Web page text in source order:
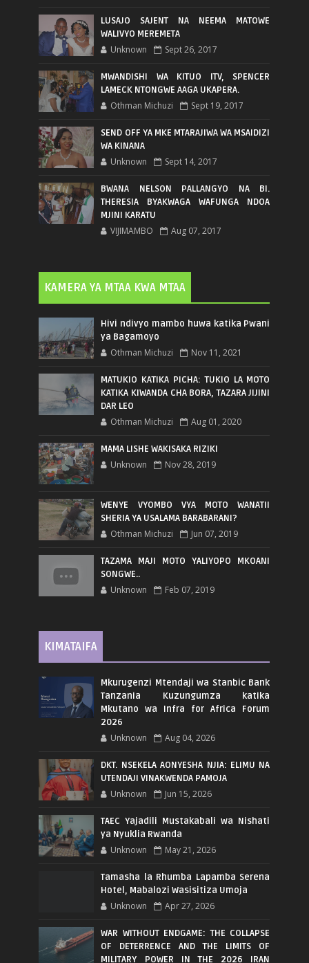
LUSAJO SAJENT NA NEEMA MATOWE
WALIVYO MEREMETA
Unknown Sept 26, 2017
MWANDISHI WA KITUO ITV, SPENCER
LAMECK NTONGWE AAGA UKAPERA.
Othman Michuzi Sept 19, 2017
SEND OFF YA MKE MTARAJIWA WA MSAIDIZI
WA KINANA
Unknown Sept 14, 2017
BWANA NELSON PALLANGYO NA BI.
THERESIA BYAKWAGA WAFUNGA NDOA
MJINI KARATU
VIJIMAMBO Aug 07, 2017
KAMERA YA MTAA KWA MTAA
Hivi ndivyo mambo huwa katika Pwani
ya Bagamoyo
Othman Michuzi Nov 11, 2021
MATUKIO KATIKA PICHA: TUKIO LA MOTO
KATIKA KIWANDA CHA BORA, TAZARA JIJINI
DAR LEO
Othman Michuzi Aug 01, 2020
MAMA LISHE WAKISAKA RIZIKI
Unknown Nov 28, 2019
WENYE VYOMBO VYA MOTO WANATII
SHERIA YA USALAMA BARABARANI?
Othman Michuzi Jun 07, 2019
TAZAMA MAJI MOTO YALIYOPO MKOANI
SONGWE..
Unknown Feb 07, 2019
KIMATAIFA
Mkurugenzi Mtendaji wa Stanbic Bank
Tanzania Kuzungumza katika
Mkutano wa Infra for Africa Forum
2026
Unknown Aug 04, 2026
DKT. NSEKELA AONYESHA NJIA: ELIMU NA
UTENDAJI VINAKWENDA PAMOJA
Unknown Jun 15, 2026
TAEC Yajadili Mustakabali wa Nishati
ya Nyuklia Rwanda
Unknown May 21, 2026
Tamasha la Rhumba Lapamba Serena
Hotel, Mabalozi Wasisitiza Umoja
Unknown Apr 27, 2026
WAR WITHOUT ENDGAME: THE COLLAPSE
OF DETERRENCE AND THE LIMITS OF
MILITARY POWER IN THE 2026 IRAN